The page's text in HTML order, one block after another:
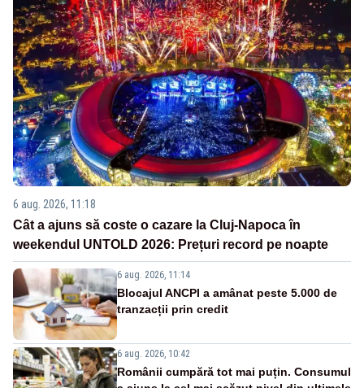
6 aug. 2026, 11:18
Cât a ajuns să coste o cazare la Cluj-Napoca în
weekendul UNTOLD 2026: Prețuri record pe noapte
6 aug. 2026, 11:14
Blocajul ANCPI a amânat peste 5.000 de
tranzacții prin credit
6 aug. 2026, 10:42
Românii cumpără tot mai puțin. Consumul